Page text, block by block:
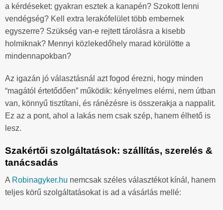
a kérdéseket: gyakran esztek a kanapén? Szokott lenni
vendégség? Kell extra lerakófelület több embernek
egyszerre? Szükség van-e rejtett tárolásra a kisebb
holmiknak? Mennyi közlekedőhely marad körülötte a
mindennapokban?
Az igazán jó választásnál azt fogod érezni, hogy minden
“magától értetődően” működik: kényelmes elérni, nem útban
van, könnyű tisztítani, és ránézésre is összerakja a nappalit.
Ez az a pont, ahol a lakás nem csak szép, hanem élhető is
lesz.
Szakértői szolgáltatások: szállítás, szerelés &
tanácsadás
A Robinagyker.hu nemcsak széles választékot kínál, hanem
teljes körű szolgáltatásokat is ad a vásárlás mellé: